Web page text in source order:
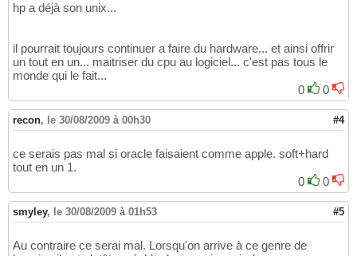
hp a déjà son unix...
il pourrait toujours continuer a faire du hardware... et ainsi offrir
un tout en un... maitriser du cpu au logiciel... c'est pas tous le
monde qui le fait...
0
0
recon, le 30/08/2009 à 00h30 #4
ce serais pas mal si oracle faisaient comme apple. soft+hard
tout en un 1.
0
0
smyley, le 30/08/2009 à 01h53 #5
Au contraire ce serai mal. Lorsqu'on arrive à ce genre de